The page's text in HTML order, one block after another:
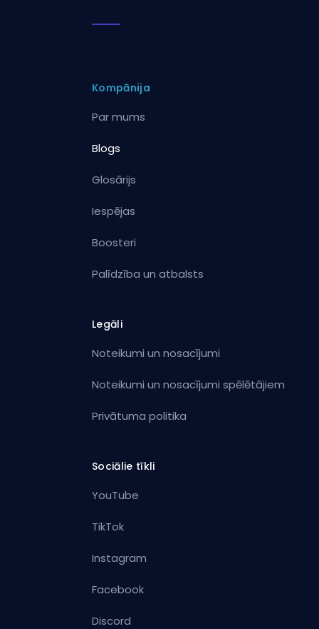
Kompānija
Par mums
Blogs
Glosārijs
Iespējas
Boosteri
Palīdzība un atbalsts
Legāli
Noteikumi un nosacījumi
Noteikumi un nosacījumi spēlētājiem
Privātuma politika
Sociālie tīkli
YouTube
TikTok
Instagram
Facebook
Discord